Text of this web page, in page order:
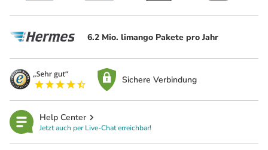
6.2 Mio. limango Pakete pro Jahr
Sichere Verbindung
Help Center
Jetzt auch per Live-Chat erreichbar!